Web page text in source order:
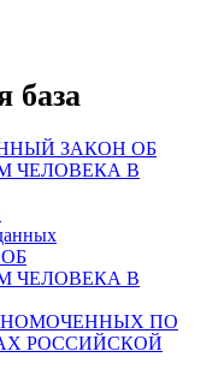
база
ЗАКОН ОБ
ЧЕЛОВЕКА В
ЧЕЛОВЕКА В
ПО
РОССИЙСКОЙ